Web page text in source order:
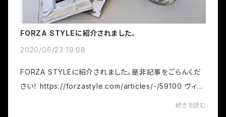
FORZA STYLEに紹介されました。
2020/06/23 19:08
FORZA STYLEに紹介されました。是非記事をごらんくだ
さい！ https://forzastyle.com/articles/-/59100 ヴィン
続きを読む